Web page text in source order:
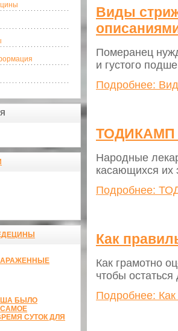
БЫЛО
СУТОК ДЛЯ
Виды
Померанец
и густого
Подробнее:
Народные
касающихся их
Подробнее:
Как
Как грамотно
чтобы
Подробнее: